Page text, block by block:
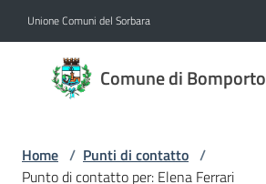
Unione Comuni del Sorbara
Comune di Bomporto
Comune
di
Home / Punti di contatto /
Punto di contatto per: Elena Ferrari